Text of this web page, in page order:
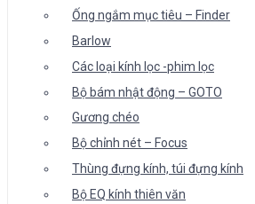
Ống ngắm mục tiêu – Finder
Barlow
Các loại kính lọc -phim lọc
Bộ bám nhật động – GOTO
Gương chéo
Bộ chỉnh nét – Focus
Thùng đựng kính, túi đựng kính
Bộ EQ kính thiên văn